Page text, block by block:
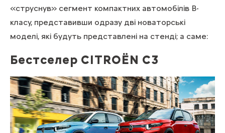
«струснув» сегмент компактних автомобілів B-
класу, представивши одразу дві новаторські
моделі, які будуть представлені на стенді; а саме:
Бестселер CITROЁN С3